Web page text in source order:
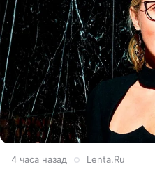
4 часа назад Lenta.Ru